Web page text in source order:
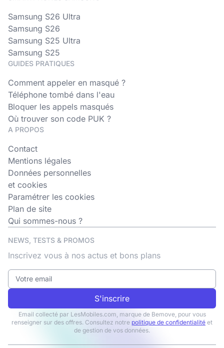
Samsung S26 Ultra
Samsung S26
Samsung S25 Ultra
Samsung S25
GUIDES PRATIQUES
Comment appeler en masqué ?
Téléphone tombé dans l'eau
Bloquer les appels masqués
Où trouver son code PUK ?
A PROPOS
Contact
Mentions légales
Données personnelles
et cookies
Paramétrer les cookies
Plan de site
Qui sommes-nous ?
NEWS, TESTS & PROMOS
Inscrivez vous à nos actus et bons plans
S'inscrire
Email collecté par LesMobiles.com, marque de Bemove, pour vous
renseigner sur des offres. Consultez notre politique de confidentialité et
de gestion de vos données.